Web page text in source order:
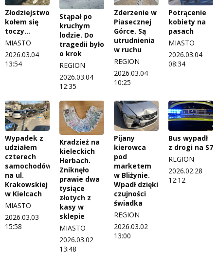
Złodziejstwo
kołem się
toczy…
MIASTO
2026.03.04
13:54
Stąpał po
kruchym
lodzie. Do
tragedii było
o krok
REGION
2026.03.04
12:35
Zderzenie w
Piasecznej
Górce. Są
utrudnienia
w ruchu
REGION
2026.03.04
10:25
Potrącenie
kobiety na
pasach
MIASTO
2026.03.04
08:34
Wypadek z
udziałem
czterech
samochodów
na ul.
Krakowskiej
w Kielcach
MIASTO
2026.03.03
15:58
Kradzież na
kieleckich
Herbach.
Zniknęło
prawie dwa
tysiące
złotych z
kasy w
sklepie
MIASTO
2026.03.02
13:48
Pijany
kierowca
pod
marketem
w Bliżynie.
Wpadł dzięki
czujności
świadka
REGION
2026.03.02
13:00
Bus wypadł
z drogi na S7
REGION
2026.02.28
12:12